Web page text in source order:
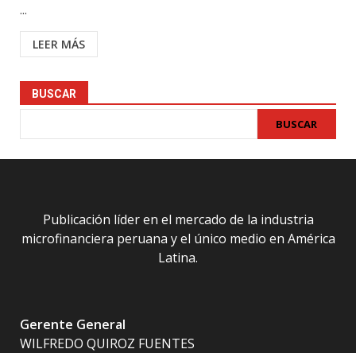
...
LEER MÁS
BUSCAR
BUSCAR
Publicación líder en el mercado de la industria
microfinanciera peruana y el único medio en América
Latina.
Gerente General
WILFREDO QUIROZ FUENTES